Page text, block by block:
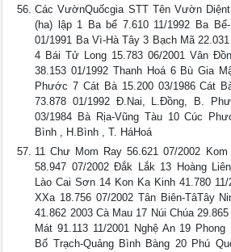
Các VườnQuốcgia STT Tên Vườn
(ha) lập 1 Ba bể 7.610 11/1992 Ba
01/1991 Ba Vì-Hà Tây 3 Bạch Mã
4 Bái Tử Long 15.783 06/2001 Vân
38.153 01/1992 Thanh Hoá 6 Bù Gia
Phước 7 Cát Bà 15.200 03/1986 Cát
73.878 01/1992 Đ.Nai, L.Đồng, B.
03/1984 Bà Rịa-Vũng Tàu 10 Cúc
Bình , H.Bình , T. HáHoá
11 Chư Mom Ray 56.621 07/2002
58.947 07/2002 Đắk Lắk 13 Hoàng
Lào Cai Sơn 14 Kon Ka Kinh 41.780
XXa 18.756 07/2002 Tân Biên-TâTây
41.862 2003 Cà Mau 17 Núi Chúa
Mát 91.113 11/2001 Nghệ An 19 Phong
Bố Trạch-Quảng Bình Bàng 20 Phú